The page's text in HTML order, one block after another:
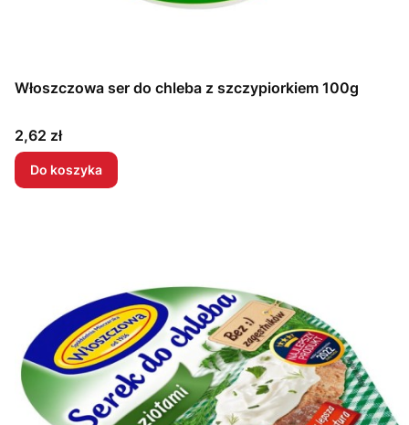
Włoszczowa ser do chleba z szczypiorkiem 100g
Cena
2,62 zł
Do koszyka